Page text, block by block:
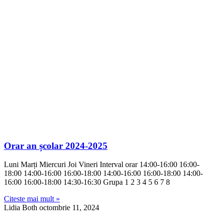
Orar an școlar 2024-2025
Luni Marți Miercuri Joi Vineri Interval orar 14:00-16:00 16:00-
18:00 14:00-16:00 16:00-18:00 14:00-16:00 16:00-18:00 14:00-
16:00 16:00-18:00 14:30-16:30 Grupa 1 2 3 4 5 6 7 8
Citeste mai mult »
Lidia Both octombrie 11, 2024